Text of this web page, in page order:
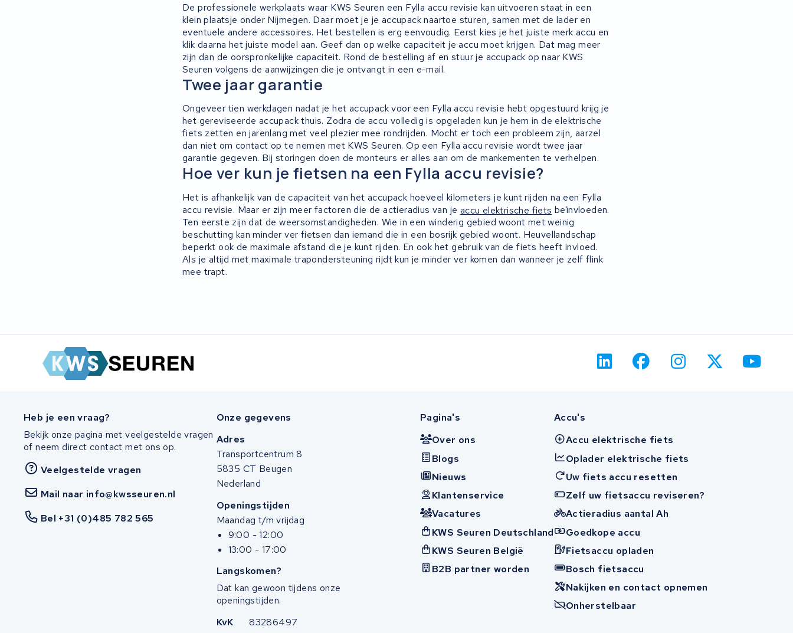
Bianchi
Winther
Zuchetti
E-kuma
Malaguti
Puch
De professionele werkplaats waar KWS Seuren een Fylla accu revisie kan uitvoeren staat in een
klein plaatsje onder Nijmegen. Daar moet je je accupack naartoe sturen, samen met de lader en
eventuele andere accessoires. Het bestellen is erg eenvoudig. Eerst kies je het juiste merk accu en
klik daarna het juiste model aan. Geef dan op welke capaciteit je accu moet krijgen. Dat mag meer
zijn dan de oorspronkelijke capaciteit. Rond de bestelling af en stuur je accupack op naar KWS
Seuren volgens de aanwijzingen die je ontvangt in een e-mail.
Twee jaar garantie
Ongeveer tien werkdagen nadat je het accupack voor een Fylla accu revisie hebt opgestuurd krijg je
het gereviseerde accupack thuis. Zodra de accu volledig is opgeladen kun je hem in de elektrische
fiets zetten en jarenlang met veel plezier mee rondrijden. Mocht er toch een probleem zijn, aarzel
dan niet om contact op te nemen met KWS Seuren. Op een Fylla accu revisie wordt twee jaar
garantie gegeven. Bij storingen doen de monteurs er alles aan om de mankementen te verhelpen.
Hoe ver kun je fietsen na een Fylla accu revisie?
Het is afhankelijk van de capaciteit van het accupack hoeveel kilometers je kunt rijden na een Fylla
accu revisie. Maar er zijn meer factoren die de actieradius van je accu elektrische fiets beïnvloeden.
Ten eerste zijn dat de weersomstandigheden. Wie in een winderig gebied woont met weinig
beschutting kan minder ver fietsen dan iemand die in een bosrijk gebied woont. Heuvellandschap
beperkt ook de maximale afstand die je kunt rijden. En ook het gebruik van de fiets heeft invloed.
Als je altijd met maximale trapondersteuning rijdt kun je minder ver komen dan wanneer je zelf flink
mee trapt.
Heb je een vraag?
Bekijk onze pagina met veelgestelde vragen
of neem direct contact met ons op.
Veelgestelde vragen
Mail naar info@kwsseuren.nl
Bel +31 (0)485 782 565
Onze gegevens
Adres
Transportcentrum 8
5835 CT Beugen
Nederland
Openingstijden
Maandag t/m vrijdag
9:00 - 12:00
13:00 - 17:00
Langskomen?
Dat kan gewoon tijdens onze
openingstijden.
KvK
83286497
Pagina's
Over ons
Blogs
Nieuws
Klantenservice
Vacatures
KWS Seuren Deutschland
KWS Seuren België
B2B partner worden
Accu's
Accu elektrische fiets
Oplader elektrische fiets
Uw fiets accu resetten
Zelf uw fietsaccu reviseren?
Actieradius aantal Ah
Goedkope accu
Fietsaccu opladen
Bosch fietsaccu
Nakijken en contact opnemen
Onherstelbaar